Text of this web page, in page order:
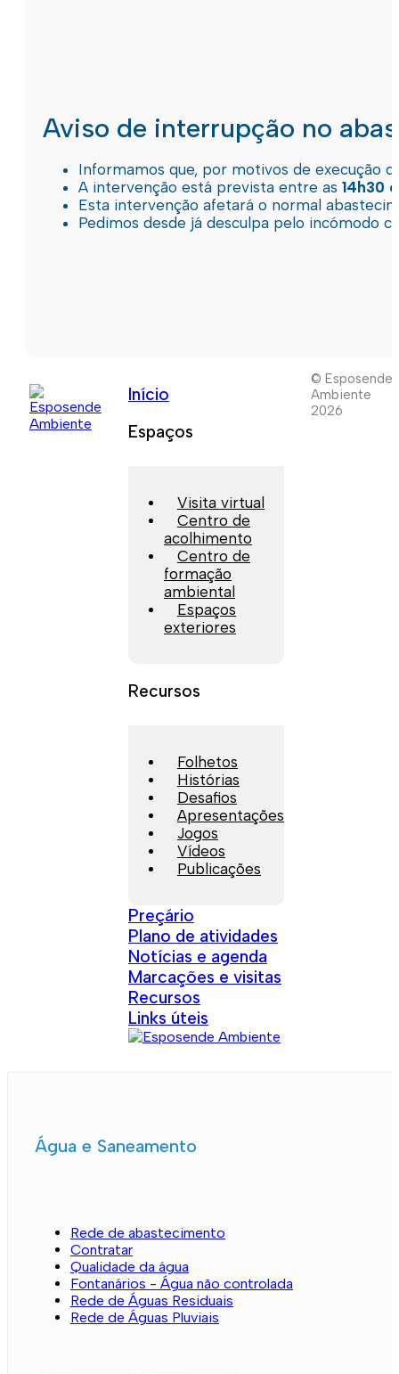
Aviso de interrupção no
Informamos que, por motivos de execução
A intervenção está prevista entre as 14h30
Esta intervenção afetará o normal
Pedimos desde já desculpa pelo incómodo
Início
Espaços
Visita virtual
Centro de
acolhimento
Centro de
formação
ambiental
Espaços
exteriores
Recursos
Folhetos
Histórias
Desafios
Apresentações
Jogos
Vídeos
Publicações
Preçário
Plano de atividades
Notícias e agenda
Marcações e visitas
Recursos
Links úteis
© Esposende
Ambiente
2026
Água e Saneamento
Rede de abastecimento
Contratar
Qualidade da água
Fontanários - Água não controlada
Rede de Águas Residuais
Rede de Águas Pluviais